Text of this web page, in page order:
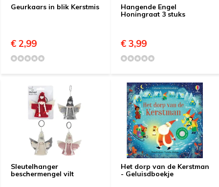
Geurkaars in blik Kerstmis
€ 2,99
Hangende Engel
Honingraat 3 stuks
€ 3,99
Sleutelhanger
beschermengel vilt
Het dorp van de Kerstman
- Geluisdboekje